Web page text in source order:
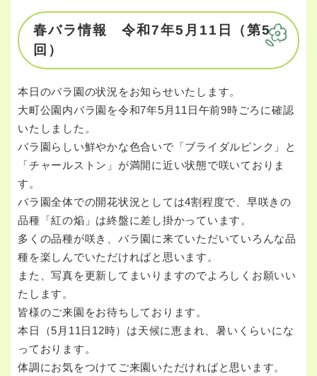
春バラ情報 令和7年5月11日（第5
回）
本日のバラ園の状況をお知らせいたします。
大町公園内バラ園を令和7年5月11日午前9時ごろに確認
いたしました。
バラ園らしい鮮やかな色合いで「ブライダルピンク」と
「チャールストン」が満開に近い状態で咲いておりま
す。
バラ園全体での開花状況としては4割程度で、早咲きの
品種「紅の焔」は終盤に差し掛かっています。
多くの品種が咲き、バラ園に来ていただいていろんな品
種を楽しんでいただければと思います。
また、写真を更新してまいりますのでよろしくお願いい
たします。
皆様のご来園をお待ちしております。
本日（5月11日12時）は天候に恵まれ、暑いくらいにな
っております。
体調にお気をつけてご来園いただければと思います。